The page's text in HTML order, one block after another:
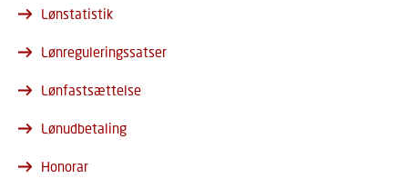
Lønstatistik
Lønreguleringssatser
Lønfastsættelse
Lønudbetaling
Honorar